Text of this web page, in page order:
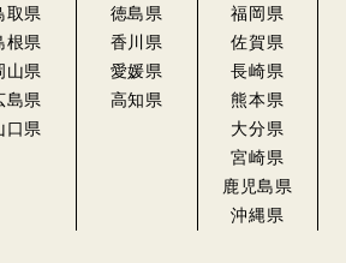
取県
根県
山県
島県
口県
徳島県
香川県
愛媛県
高知県
福岡県
佐賀県
長崎県
熊本県
大分県
宮崎県
鹿児島県
沖縄県